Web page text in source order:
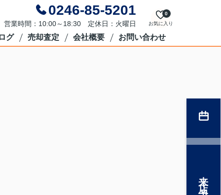
0246-85-5201
営業時間：10:00～18:30 定休日：火曜日 お気に入り
0
グ 売却査定 会社概要 お問い合わせ
来店予約